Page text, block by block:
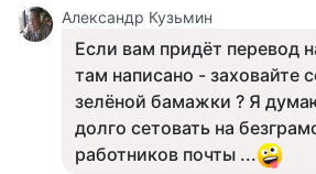
Aлександр Кузьмин
Если вам придёт перевод
там написано - заховайте
зелёной бамажки ? Я
долго сетовать на
работников почты ...